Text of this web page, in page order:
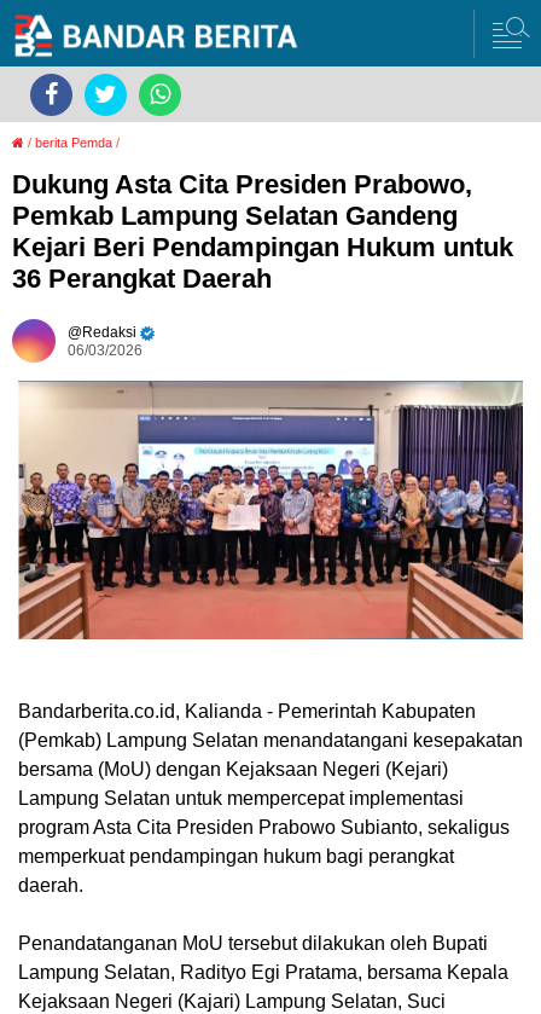
/ berita Pemda /
Dukung Asta Cita Presiden Prabowo,
Pemkab Lampung Selatan Gandeng
Kejari Beri Pendampingan Hukum untuk
36 Perangkat Daerah
Redaksi
06/03/2026
Bandarberita.co.id, Kalianda - Pemerintah Kabupaten
(Pemkab) Lampung Selatan menandatangani kesepakatan
bersama (MoU) dengan Kejaksaan Negeri (Kejari)
Lampung Selatan untuk mempercepat implementasi
program Asta Cita Presiden Prabowo Subianto, sekaligus
memperkuat pendampingan hukum bagi perangkat
daerah.
Penandatanganan MoU tersebut dilakukan oleh Bupati
Lampung Selatan, Radityo Egi Pratama, bersama Kepala
Kejaksaan Negeri (Kajari) Lampung Selatan, Suci